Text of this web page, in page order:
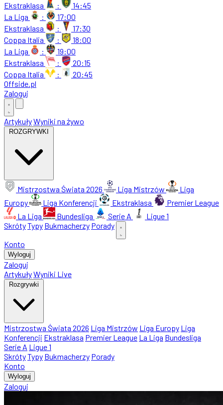
Ekstraklasa
:
14:45
La Liga
:
17:00
Ekstraklasa
:
17:30
Coppa Italia
:
18:00
La Liga
:
19:00
Ekstraklasa
:
20:15
Coppa Italia
:
20:45
Offside.pl
Zaloguj
ArtykułyWyniki na żywo
ROZGRYWKI
Mistrzostwa Świata 2026 Liga Mistrzów
Liga
Europy
Liga Konferencji Ekstraklasa
Premier League
La Liga
Bundesliga Serie A
Ligue 1
SkrótyTypy Bukmacherzy Porady
Konto
Wyloguj
Zaloguj
ArtykułyWyniki Live
Rozgrywki
Mistrzostwa Świata 2026 Liga Mistrzów Liga Europy Liga
Konferencji Ekstraklasa Premier League La Liga Bundesliga
Serie A Ligue 1
SkrótyTypy Bukmacherzy Porady
Konto
Wyloguj
Zaloguj